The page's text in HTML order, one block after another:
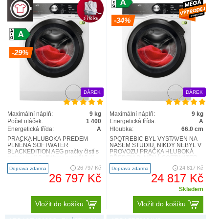
AbsoluteWash 49 MIN
PowerCare
-29%
DÁREK
Maximální náplň:
9 kg
Počet otáček:
1 400
Energetická třída:
A
PRAČKA HLUBOKÁ PŘEDEM
PLNĚNÁ SOFTWATER
BLACKEDITION AEG pračky čistí s
díky speciálnímu filtru vodu, a proto
při 3..
Doprava zdarma 26 797 Kč
26 797 Kč
Vložit do košíku
-34%
DÁREK
Maximální náplň:
9 kg
Energetická třída:
A
Hloubka:
66.0 cm
SPOTŘEBIČ BYL VYSTAVEN NA
NAŠEM STUDIU, NIKDY NEBYL V
PROVOZU PRAČKA HLUBOKÁ
BLACKEDITION AEG pračky čistí s
technolog..
Doprava zdarma 24 817 Kč
24 817 Kč
Skladem
Vložit do košíku